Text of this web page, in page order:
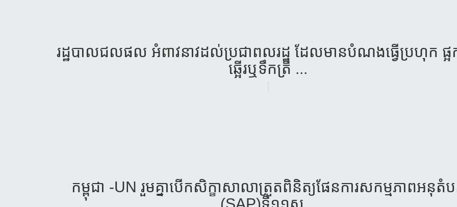
រដ្ឋបាល​ជល​ផល​ អំពាវ​នាវ​ដល់​ប្រជា​ពល​រដ្ឋ ​ដែល​មាន​បំណង​ធ្វើ​ប្រហុក​ ផ្អ
ឆ្អើរ​​ឬ​ទឹក​ត្រី​ ...
កម្ពុជា​ -UN​ រួម​គ្នា​បេីក​សិក្ខា​សា​លា​ត្រួត​ពិ​និត្យ​ផែន​ការ​សកម្ម​ភាព​អនុ​តំ​